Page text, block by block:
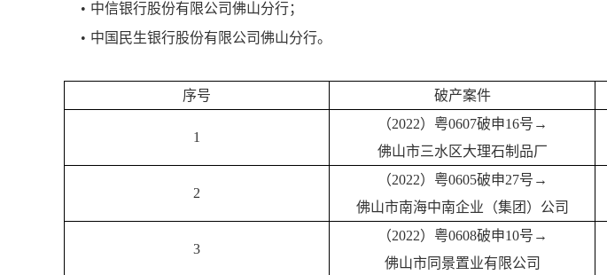
• 中信银行股份有限公司佛山分行；
• 中国民生银行股份有限公司佛山分行。
序号 破产案件
1
（2022）粤0607破申16号→
佛山市三水区大理石制品厂
2
（2022）粤0605破申27号→
佛山市南海中南企业（集团）公司
3
（2022）粤0608破申10号→
佛山市同景置业有限公司